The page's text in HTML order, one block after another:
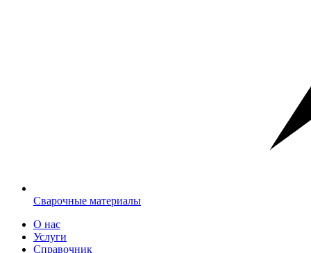
Сварочные материалы
О нас
Услуги
Справочник